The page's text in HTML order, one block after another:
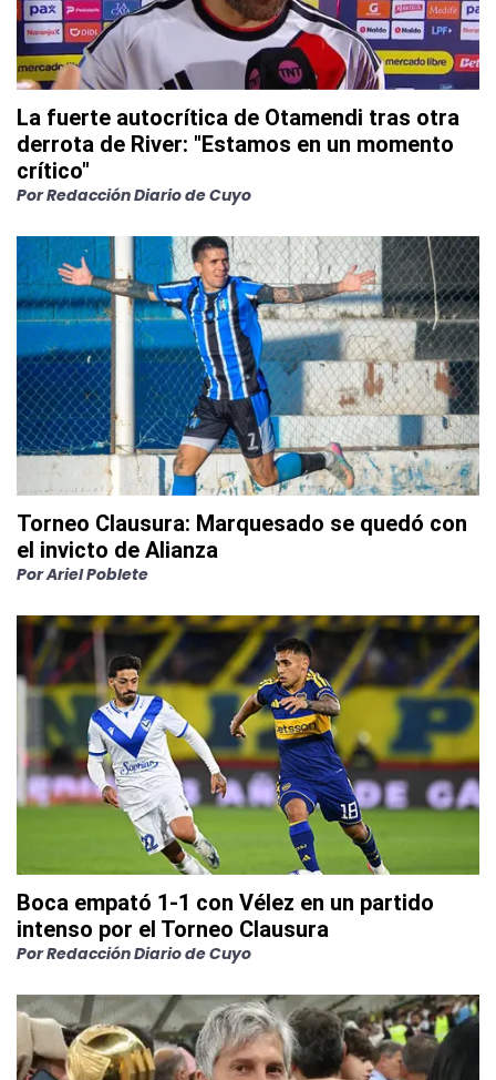
La fuerte autocrítica de Otamendi tras otra
derrota de River: "Estamos en un momento
crítico"
PorRedacción Diario de Cuyo
Torneo Clausura: Marquesado se quedó con
el invicto de Alianza
PorAriel Poblete
Boca empató 1-1 con Vélez en un partido
intenso por el Torneo Clausura
PorRedacción Diario de Cuyo